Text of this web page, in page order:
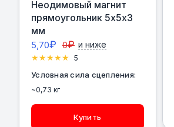
Неодимовый магнит
прямоугольник 5х5х3
мм
5,70₽ 0₽ и ниже
5
Условная сила сцепления:
~0,73 кг
Купить